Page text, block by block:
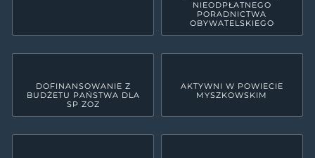
NIEODPŁATNEGO
PORADNICTWA
OBYWATELSKIEGO
DOFINANSOWANIE Z
BUDŻETU PAŃSTWA DLA
SP ZOZ
AKTYWNI W POWIECIE
MYSZKOWSKIM